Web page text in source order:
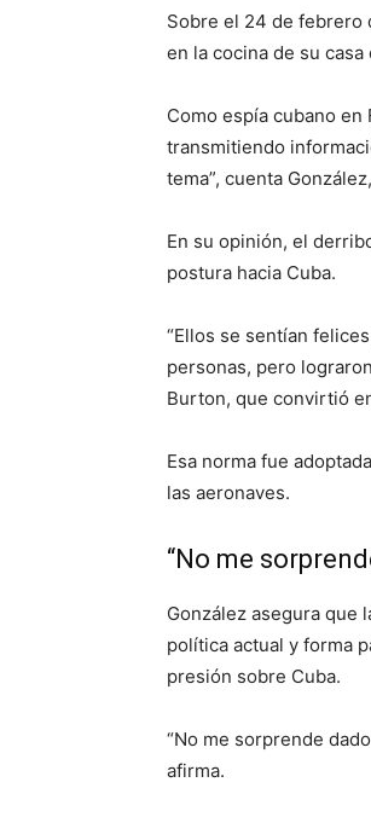
Sobre el 24 de febrero
en la cocina de su casa
Como espía cubano
transmitiendo
tema”, cuenta
En su opinión, el
postura hacia Cuba.
“Ellos se sentían
personas, pero
Burton, que convirtió
Esa norma fue
las aeronaves.
“No me
González asegura que
política actual y forma
presión sobre Cuba.
“No me sorprende
afirma.